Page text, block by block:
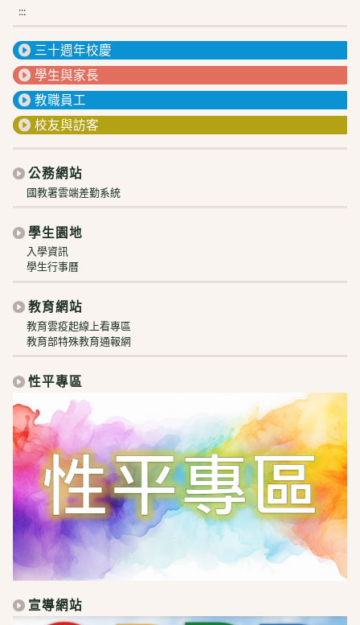
:::
三十週年校慶
學生與家長
教職員工
校友與訪客
公務網站
國教署雲端差勤系統
學生園地
入學資訊
學生行事曆
教育網站
教育雲疫起線上看專區
教育部特殊教育通報網
性平專區
宣導網站